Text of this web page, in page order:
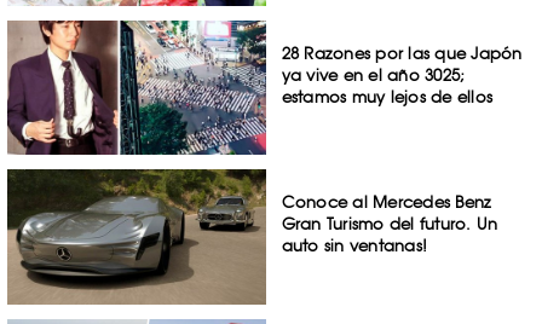
28 Razones por las que Japón
ya vive en el año 3025;
estamos muy lejos de ellos
Conoce al Mercedes Benz
Gran Turismo del futuro. Un
auto sin ventanas!